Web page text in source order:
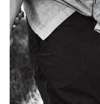
Фото: Дмитрий
Ирина Пикуля